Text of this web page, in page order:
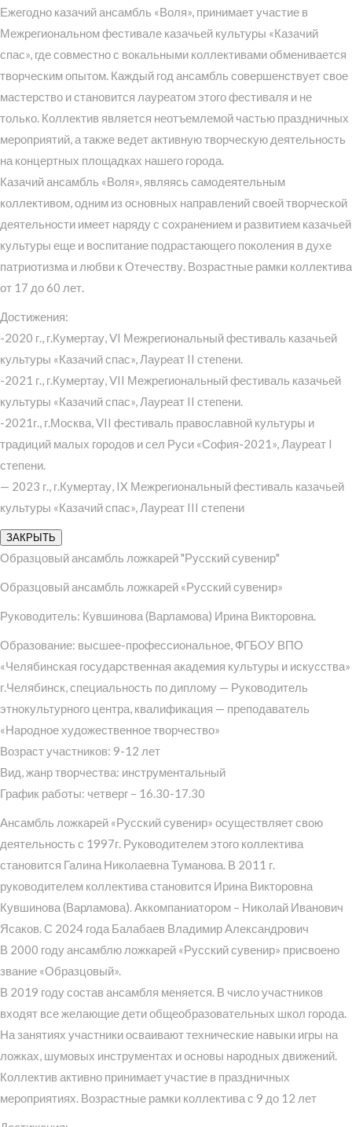
Ежегодно казачий ансамбль «Воля», принимает участие в
Межрегиональном фестивале казачьей культуры «Казачий
спас», где совместно с вокальными коллективами обменивается
творческим опытом. Каждый год ансамбль совершенствует свое
мастерство и становится лауреатом этого фестиваля и не
только. Коллектив является неотъемлемой частью праздничных
мероприятий, а также ведет активную творческую деятельность
на концертных площадках нашего города.
Казачий ансамбль «Воля», являясь самодеятельным
коллективом, одним из основных направлений своей творческой
деятельности имеет наряду с сохранением и развитием казачьей
культуры еще и воспитание подрастающего поколения в духе
патриотизма и любви к Отечеству. Возрастные рамки коллектива
от 17 до 60 лет.
Достижения:
-2020 г., г.Кумертау, VI Межрегиональный фестиваль казачьей
культуры «Казачий спас», Лауреат II степени.
-2021 г., г.Кумертау, VII Межрегиональный фестиваль казачьей
культуры «Казачий спас», Лауреат II степени.
-2021г., г.Москва, VII фестиваль православной культуры и
традиций малых городов и сел Руси «София-2021», Лауреат I
степени.
— 2023 г., г.Кумертау, IX Межрегиональный фестиваль казачьей
культуры «Казачий спас», Лауреат III степени
ЗАКРЫТЬ
Образцовый ансамбль ложкарей "Русский сувенир"
Образцовый ансамбль ложкарей «Русский сувенир»
Руководитель: Кувшинова (Варламова) Ирина Викторовна.
Образование: высшее-профессиональное, ФГБОУ ВПО
«Челябинская государственная академия культуры и искусства»
г.Челябинск, специальность по диплому — Руководитель
этнокультурного центра, квалификация — преподаватель
«Народное художественное творчество»
Возраст участников: 9-12 лет
Вид, жанр творчества: инструментальный
График работы: четверг – 16.30-17.30
Ансамбль ложкарей «Русский сувенир» осуществляет свою
деятельность с 1997г. Руководителем этого коллектива
становится Галина Николаевна Туманова. В 2011 г.
руководителем коллектива становится Ирина Викторовна
Кувшинова (Варламова). Аккомпаниатором – Николай Иванович
Ясаков. С 2024 года Балабаев Владимир Александрович
В 2000 году ансамблю ложкарей «Русский сувенир» присвоено
звание «Образцовый».
В 2019 году состав ансамбля меняется. В число участников
входят все желающие дети общеобразовательных школ города.
На занятиях участники осваивают технические навыки игры на
ложках, шумовых инструментах и основы народных движений.
Коллектив активно принимает участие в праздничных
мероприятиях. Возрастные рамки коллектива с 9 до 12 лет